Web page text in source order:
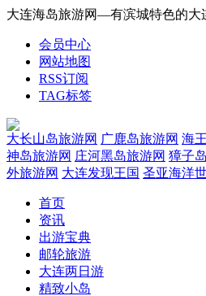
大连海岛旅游网—有滨城特色的大
会员中心
网站地图
RSS订阅
TAG标签
大长山岛旅游网 广鹿岛旅游网 海
神岛旅游网 庄河黑岛旅游网 獐子
外旅游网 大连发现王国 圣亚海洋
首页
资讯
出游宝典
邮轮旅游
大连两日游
精致小岛